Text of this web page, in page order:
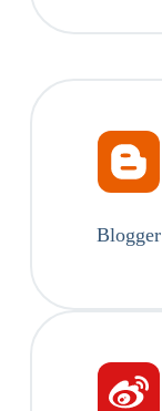
Blogger